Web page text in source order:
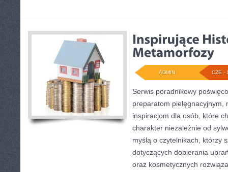
CZE -
ADMIN
Serwis poradnikowy
preparatom pielęgnacyjnym,
inspiracjom dla osób, które
charakter niezależnie od
myślą o czytelnikach, którzy
dotyczących dobierania
oraz kosmetycznych